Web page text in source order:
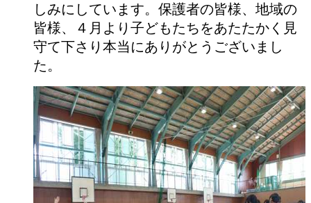
しみにしています。保護者の皆様、地域の
皆様、４月より子どもたちをあたたかく見
守て下さり本当にありがとうございまし
た。